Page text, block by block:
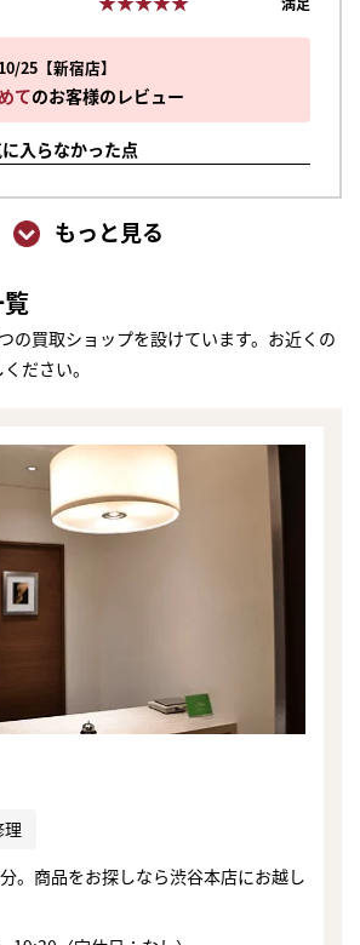
25 新宿店
てのお客様のレビュー
入らなかった点
もっと見る
の買取ショップを設けています。お近くの
ださい。
。商品をお探しなら渋谷本店にお越し
まずは